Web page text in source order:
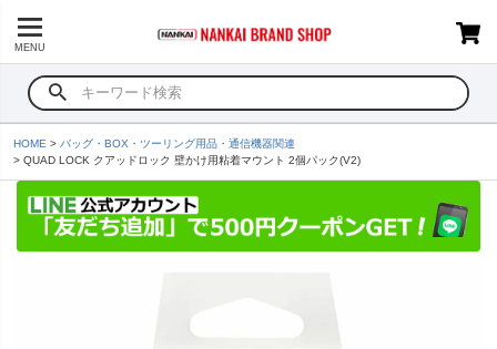
MENU
HOME
バッグ・BOX・ツーリング用品・通信機器関連
QUAD LOCK クアッドロック 壁かけ用粘着マウント 2個パック(V2)